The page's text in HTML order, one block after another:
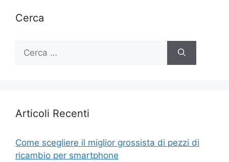
Cerca
Ricerca
Articoli Recenti
Come scegliere il miglior grossista di pezzi di
ricambio per smartphone